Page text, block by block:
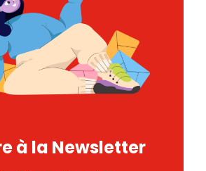
à la Newsletter